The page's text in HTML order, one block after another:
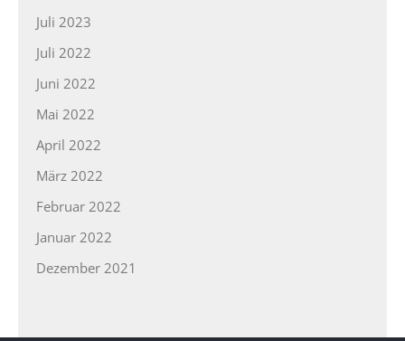
Juli 2023
Juli 2022
Juni 2022
Mai 2022
April 2022
März 2022
Februar 2022
Januar 2022
Dezember 2021